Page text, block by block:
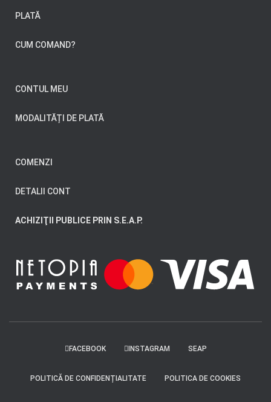
PLATĂ
CUM COMAND?
CONTUL MEU
MODALITĂȚI DE PLATĂ
COMENZI
DETALII CONT
ACHIZIŢII PUBLICE PRIN S.E.A.P.
FACEBOOK INSTAGRAM SEAP
POLITICĂ DE CONFIDENȚIALITATE POLITICA DE COOKIES